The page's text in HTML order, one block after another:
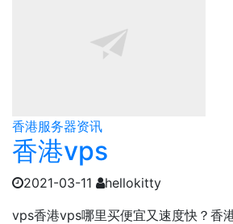
香港服务器资讯
香港vps
2021-03-11
hellokitty
vps香港vps哪里买便宜又速度快？香